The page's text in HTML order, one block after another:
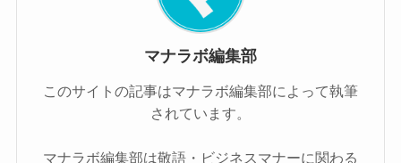
マナラボ編集部
このサイトの記事はマナラボ編集部によって執筆
されています。
マナラボ編集部は敬語・ビジネスマナーに関わる